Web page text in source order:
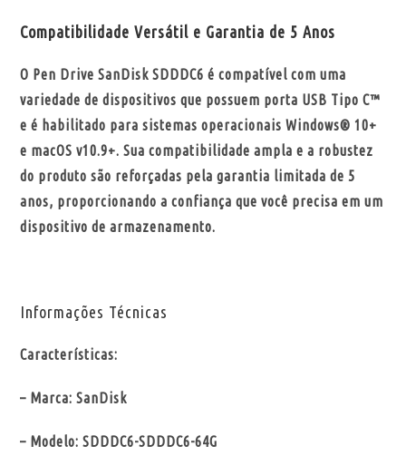
Compatibilidade Versátil e Garantia de 5 Anos
O Pen Drive SanDisk SDDDC6 é compatível com uma
variedade de dispositivos que possuem porta USB Tipo C™
eé habilitado para sistemas operacionais Windows® 10+
e macOS v10.9+. Sua compatibilidade ampla e a robustez
do produto são reforçadas pela garantia limitada de 5
anos, proporcionando a confiança que você precisa em um
dispositivo de armazenamento.
Informações Técnicas
Características:
– Marca: SanDisk
– Modelo: SDDDC6-SDDDC6-64G